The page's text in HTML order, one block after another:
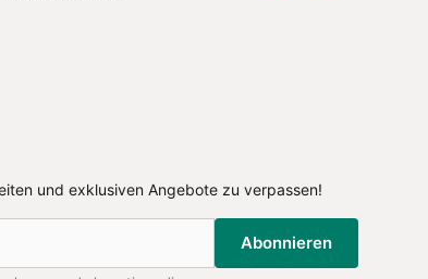
und exklusiven Angebote zu verpassen!
Abonnieren